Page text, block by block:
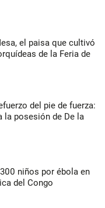
el paisa que cultivó
de la Feria de
del pie de fuerza:
la posesión de De la
niños por ébola en
del Congo